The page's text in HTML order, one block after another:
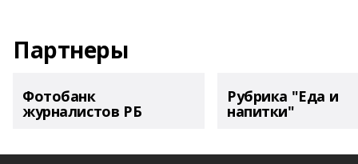
Партнеры
Фотобанк
журналистов РБ
Рубрика "Еда и
напитки"